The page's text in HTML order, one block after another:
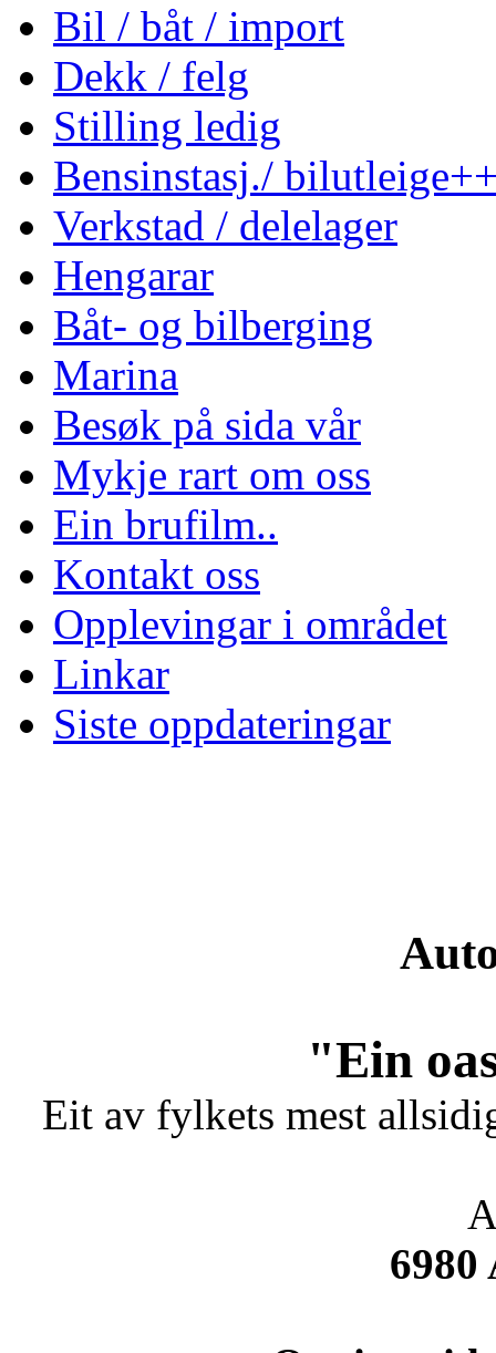
Bil / båt / import
Dekk / felg
Stilling ledig
Bensinstasj./
Verkstad / delelager
Hengarar
Båt- og bilberging
Marina
Besøk på sida vår
Mykje rart om oss
Ein brufilm..
Kontakt oss
Opplevingar i området
Linkar
Siste oppdateringar
"Ein
Eit av fylkets mest